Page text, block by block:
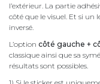
l’extérieur. La partie
côté que le visuel. Et si un
inversé.
L’option côté gauche +
classique ainsi que sa
résultats sont possibles.